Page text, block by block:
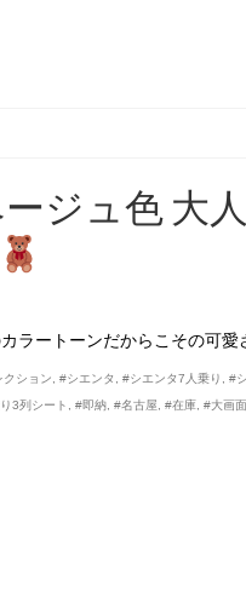
ジュ色 大
ラートーンだからこその可
ション ,#シエンタ ,#シエンタ7人乗り ,#
3列シート ,#即納 ,#名古屋 ,#在庫 ,#大画